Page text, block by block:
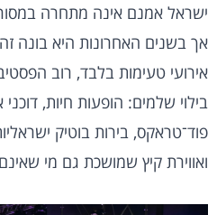
ישראל אמנם אינה מתחרה
אך בשנים האחרונות היא בונה
אירועי טעימות בלבד, רוב
בילוי שלמים: הופעות חיות,
פוד־טראקס, בירות בוטיק
ואווירת קיץ שמושכת גם מי